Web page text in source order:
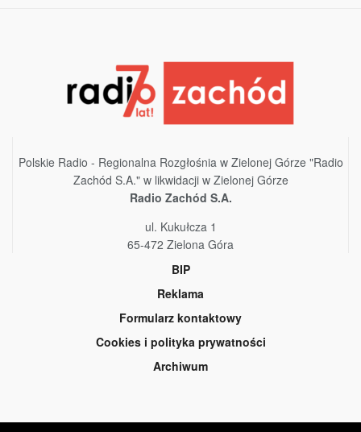
Polskie Radio - Regionalna Rozgłośnia w Zielonej Górze "Radio
Zachód S.A." w likwidacji w Zielonej Górze
Radio Zachód S.A.
ul. Kukułcza 1
65-472 Zielona Góra
BIP
Reklama
Formularz kontaktowy
Cookies i polityka prywatności
Archiwum